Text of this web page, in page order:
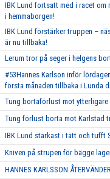
IBK Lund fortsatt med i racet
i hemmaborgen!
IBK Lund förstärker truppen –
är nu tillbaka!
Lerum tror på seger i helgens
#53Hannes Karlson inför
första månaden tillbaka i Lunda
Tung bortaförlust mot
Tung förlust borta mot Karlstad
IBK Lund starkast i tätt och tufft
Kniven på strupen för bägge
HANNES KARLSSON